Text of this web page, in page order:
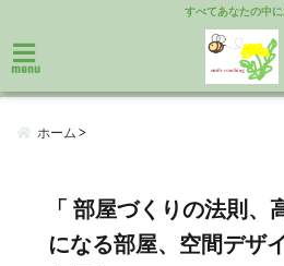
すべてあなたの中に
menu
ホーム
「 部屋づくりの法則、
になる部屋、空間デザ